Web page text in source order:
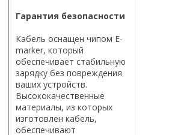
Гарантия безопасности
Кабель оснащен чипом E-
marker, который
обеспечивает стабильную
зарядку без повреждения
ваших устройств.
Высококачественные
материалы, из которых
изготовлен кабель,
обеспечивают